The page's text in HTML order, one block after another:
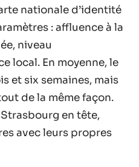
nationale d’identité
: affluence à la
niveau
local. En moyenne, le
et six semaines, mais
de la même façon.
en tête,
avec leurs propres